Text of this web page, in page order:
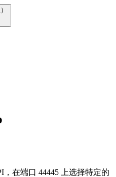
，在端口 44445 上选择特定的